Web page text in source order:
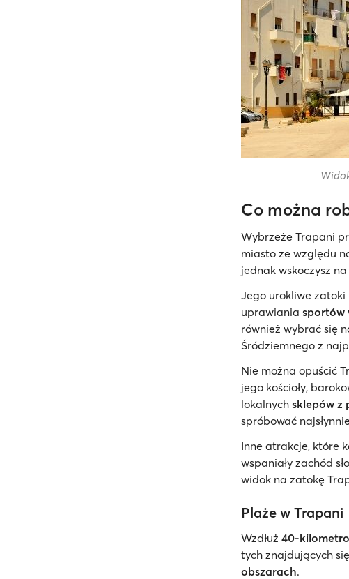
Co można
Wybrzeże Trapani
miasto ze względu
jednak wskoczysz
Jego urokliwe
uprawiania sportów
również wybrać się
Śródziemnego z
Nie można opuścić
jego kościoły,
lokalnych sklepów z
spróbować
Inne atrakcje, które
wspaniały zachód
widok na zatokę
Plaże w Trapani
Wzdłuż 40-
tych znajdujących
obszarach.